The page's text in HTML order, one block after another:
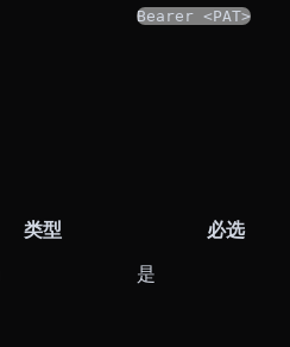
Bearer <PAT>
类型 必选
是